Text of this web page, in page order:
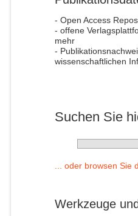
- Open Access
- offene
mehr
-
wissenschaftlichen
Suchen Sie
... oder browsen Sie
Werkzeuge